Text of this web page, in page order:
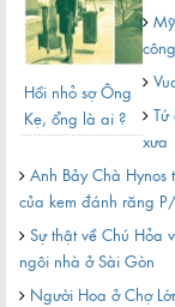
Gỏi cuốn ngon của
Hồi nhỏ sợ Ông
Kẹ, ổng là ai ?
xưa
Anh Bảy Chà Hynos
của kem đánh răng
Sự thật về Chú Hỏa
ngôi nhà ở Sài Gòn
Người Hoa ở Chợ